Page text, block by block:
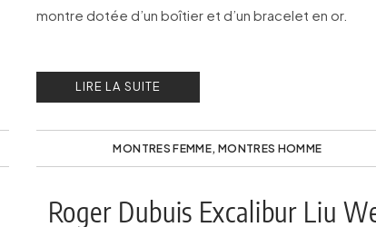
montre dotée d’un boîtier et d’un bracelet en or.
LIRE LA SUITE
MONTRES FEMME, MONTRES HOMME
Roger Dubuis Excalibur Liu